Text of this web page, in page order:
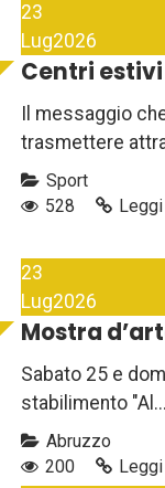
23
Lug2026
Centri estivi
Il messaggio
trasmettere
Sport
528
Leggi
23
Lug2026
Mostra
Sabato 25 e
stabilimento "Al...
Abruzzo
200
Leggi